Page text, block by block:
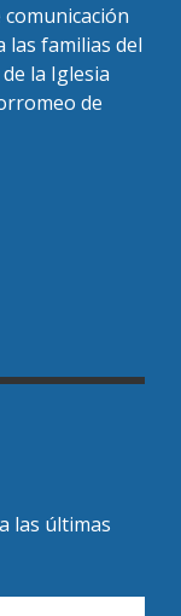
comunicación
las familias del
la Iglesia
de
las últimas